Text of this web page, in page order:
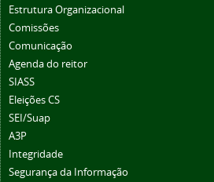
Estrutura Organizacional
Comissões
Comunicação
Agenda do reitor
SIASS
Eleições CS
SEI/Suap
A3P
Integridade
Segurança da Informação